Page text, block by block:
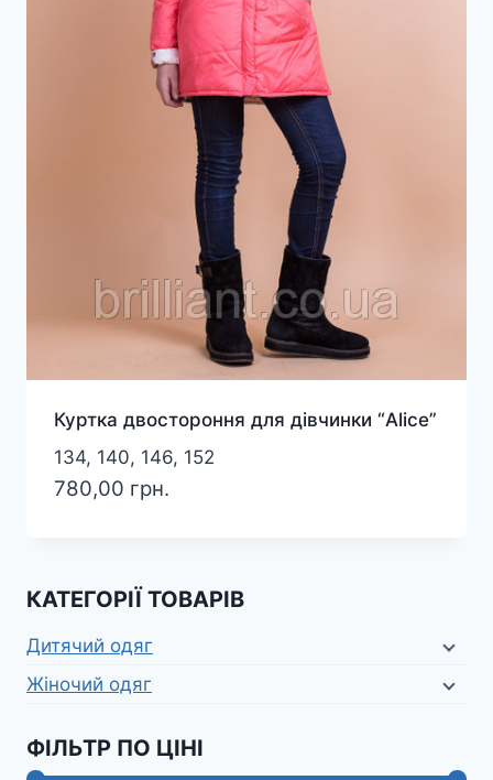
Куртка двостороння для дівчинки “Alice”
134, 140, 146, 152
780,00 грн.
КАТЕГОРІЇ ТОВАРІВ
Дитячий одяг
Жіночий одяг
ФІЛЬТР ПО ЦІНІ